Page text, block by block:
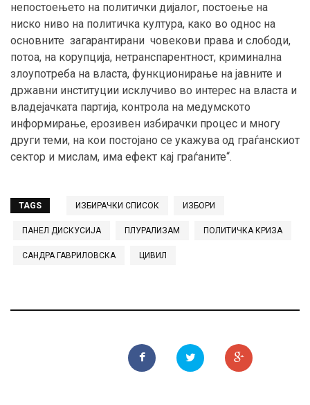
непостоењето на политички дијалог, постоење на
ниско ниво на политичка култура, како во однос на
основните загарантирани човекови права и слободи,
потоа, на корупција, нетранспарентност, криминална
злоупотреба на власта, функционирање на јавните и
државни институции исклучиво во интерес на власта и
владејачката партија, контрола на медумското
информирање, ерозивен избирачки процес и многу
други теми, на кои постојано се укажува од граѓанскиот
сектор и мислам, има ефект кај граѓаните“.
TAGS ИЗБИРАЧКИ СПИСОК ИЗБОРИ
ПАНЕЛ ДИСКУСИЈА ПЛУРАЛИЗАМ ПОЛИТИЧКА КРИЗА
САНДРА ГАВРИЛОВСКА ЦИВИЛ